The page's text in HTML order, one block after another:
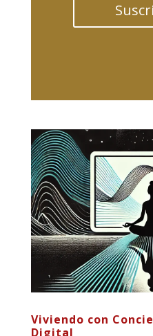
Viviendo con
Digital